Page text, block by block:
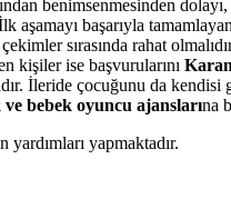
benimsenmesinden dolayı,
aşamayı başarıyla
sırasında rahat
kişiler ise başvurularını
İleride çocuğunu da
bebek oyuncu ajanslarına
yapmaktadır.